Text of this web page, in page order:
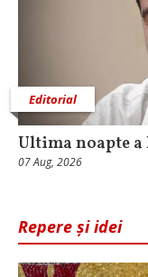
Editorial
Ultima noapte
07 Aug, 2026
Repere și idei